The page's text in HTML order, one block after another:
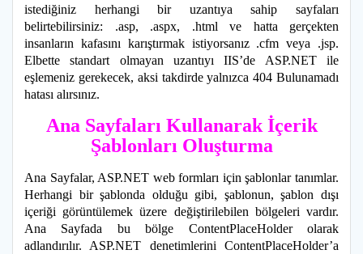
istediğiniz herhangi bir uzantıya sahip sayfaları
belirtebilirsiniz: .asp, .aspx, .html ve hatta gerçekten
insanların kafasını karıştırmak istiyorsanız .cfm veya .jsp.
Elbette standart olmayan uzantıyı IIS’de ASP.NET ile
eşlemeniz gerekecek, aksi takdirde yalnızca 404 Bulunamadı
hatası alırsınız.
Ana Sayfaları Kullanarak İçerik
Şablonları Oluşturma
Ana Sayfalar, ASP.NET web formları için şablonlar tanımlar.
Herhangi bir şablonda olduğu gibi, şablonun, şablon dışı
içeriği görüntülemek üzere değiştirilebilen bölgeleri vardır.
Ana Sayfada bu bölge ContentPlaceHolder olarak
adlandırılır. ASP.NET denetimlerini ContentPlaceHolder’a